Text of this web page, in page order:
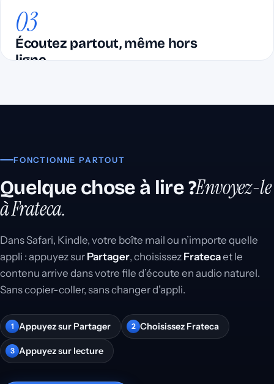
La synthèse vocale IA la plus avancée : votre
audio est prêt en quelques minutes.
03
Écoutez partout, même hors
ligne
tâches.
FONCTIONNE PARTOUT
Quelque chose à lire ?Envoyez-le
à Frateca.
Dans Safari, Kindle, votre boîte mail ou n’importe quelle
appli : appuyez sur Partager, choisissez Fratecaet le
contenu arrive dans votre file d’écoute en audio naturel.
Sans copier-coller, sans changer d’appli.
1 Appuyez sur Partager 2 Choisissez Frateca
3 Appuyez sur lecture